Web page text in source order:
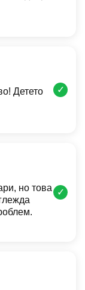
Детето
✓
но това
✓